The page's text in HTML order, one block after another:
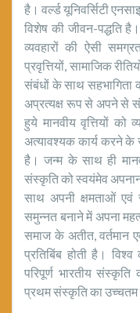
है। वर्ल्ड यूनिवर्सिटी
विशेष की जीवन-पद्धति
व्यवहारों की ऐसी
प्रवृत्तियों, सामाजिक
संबंधों के साथ सहभागिता
अप्रत्यक्ष रूप से अपने से
हुये मानवीय वृत्तियों को
अत्यावश्यक कार्य करने के
है। जन्म के साथ ही
संस्कृति को स्वयंमेव
साथ अपनी क्षमताओं एवं
समुन्नत बनाने में अपना
समाज के अतीत, वर्तमान
प्रतिबिंब होती है।
परिपूर्ण भारतीय संस्कृति
प्रथम संस्कृति का उच्चतम